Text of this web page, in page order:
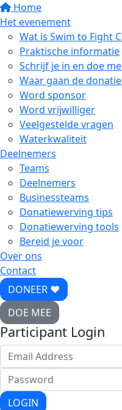
Home
Het evenement
Wat is Swim to Fight
Praktische informatie
Schrijf je in en doe
Waar gaan de
Word sponsor
Word vrijwilliger
Veelgestelde vragen
Waterkwaliteit
Deelnemers
Teams
Deelnemers
Businessteams
Donatiewerving tips
Donatiewerving tools
Bereid je voor
Over ons
Contact
DONEER ♥
DOE MEE
Participant Login
LOGIN